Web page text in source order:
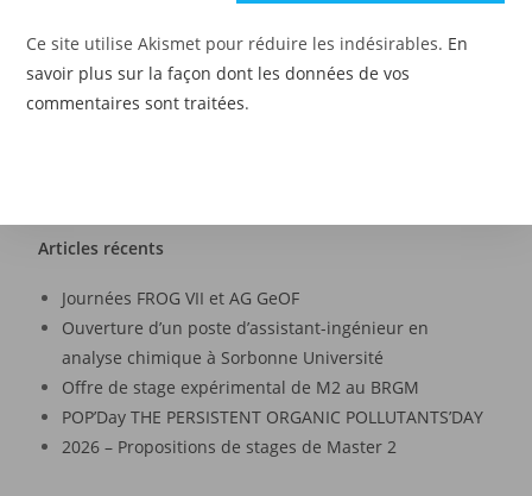
Ce site utilise Akismet pour réduire les indésirables. En
savoir plus sur la façon dont les données de vos
commentaires sont traitées.
Articles récents
Journées FROG VII et AG GeOF
Ouverture d’un poste d’assistant-ingénieur en
analyse chimique à Sorbonne Université
Offre de stage expérimental de M2 au BRGM
POP’Day THE PERSISTENT ORGANIC POLLUTANTS’DAY
2026 – Propositions de stages de Master 2